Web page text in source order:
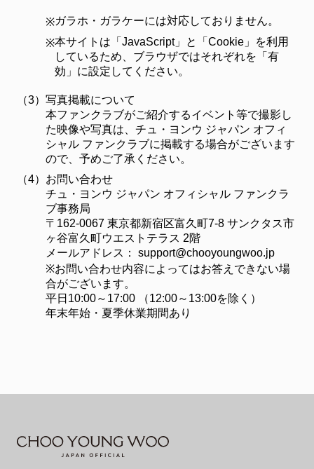
※ガラホ・ガラケーには対応しておりません。
※本サイトは「JavaScript」と「Cookie」を利用
しているため、ブラウザではそれぞれを「有
効」に設定してください。
（3） 写真掲載について
本ファンクラブがご紹介するイベント等で撮影し
た映像や写真は、チュ・ヨンウ ジャパン オフィ
シャル ファンクラブに掲載する場合がございます
ので、予めご了承ください。
（4） お問い合わせ
チュ・ヨンウ ジャパン オフィシャル ファンクラ
ブ事務局
〒162-0067 東京都新宿区富久町7-8 サンクタス市
ヶ谷富久町ウエストテラス 2階
メールアドレス： support@chooyoungwoo.jp
※お問い合わせ内容によってはお答えできない場
合がございます。
平日10:00～17:00 （12:00～13:00を除く）
年末年始・夏季休業期間あり